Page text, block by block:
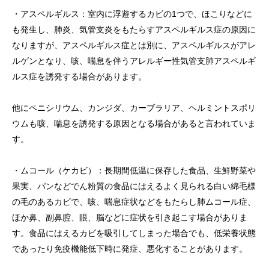
・アスペルギルス：室内に浮遊するカビの1つで、ほこりなどに
も発生し、肺炎、気管支炎をもたらすアスペルギルス症の原因に
なりますが、アスペルギルス症とは別に、アスペルギルスがアレ
ルゲンとなり、咳、喘息を伴うアレルギー性気管支肺アスペルギ
ルス症を誘発する場合があります。
他にペニシリウム、カンジダ、カーブラリア、ヘルミントスポリ
ウムも咳、喘息を誘発する原因となる場合があると言われていま
す。
・ムコール（ケカビ）：長期間低温に保存した食品、生鮮野菜や
果実、パンなどでん粉質の食品にはえるよく見られる白い綿毛様
の毛のあるカビで、咳、喘息症状などをもたらし肺ムコール症、
ほか鼻、副鼻腔、眼、脳などに症状を引き起こす場合がありま
す。食品にはえるカビを吸引してしまった場合でも、低栄養状態
であったり免疫機能低下時に発症、悪化することがあります。